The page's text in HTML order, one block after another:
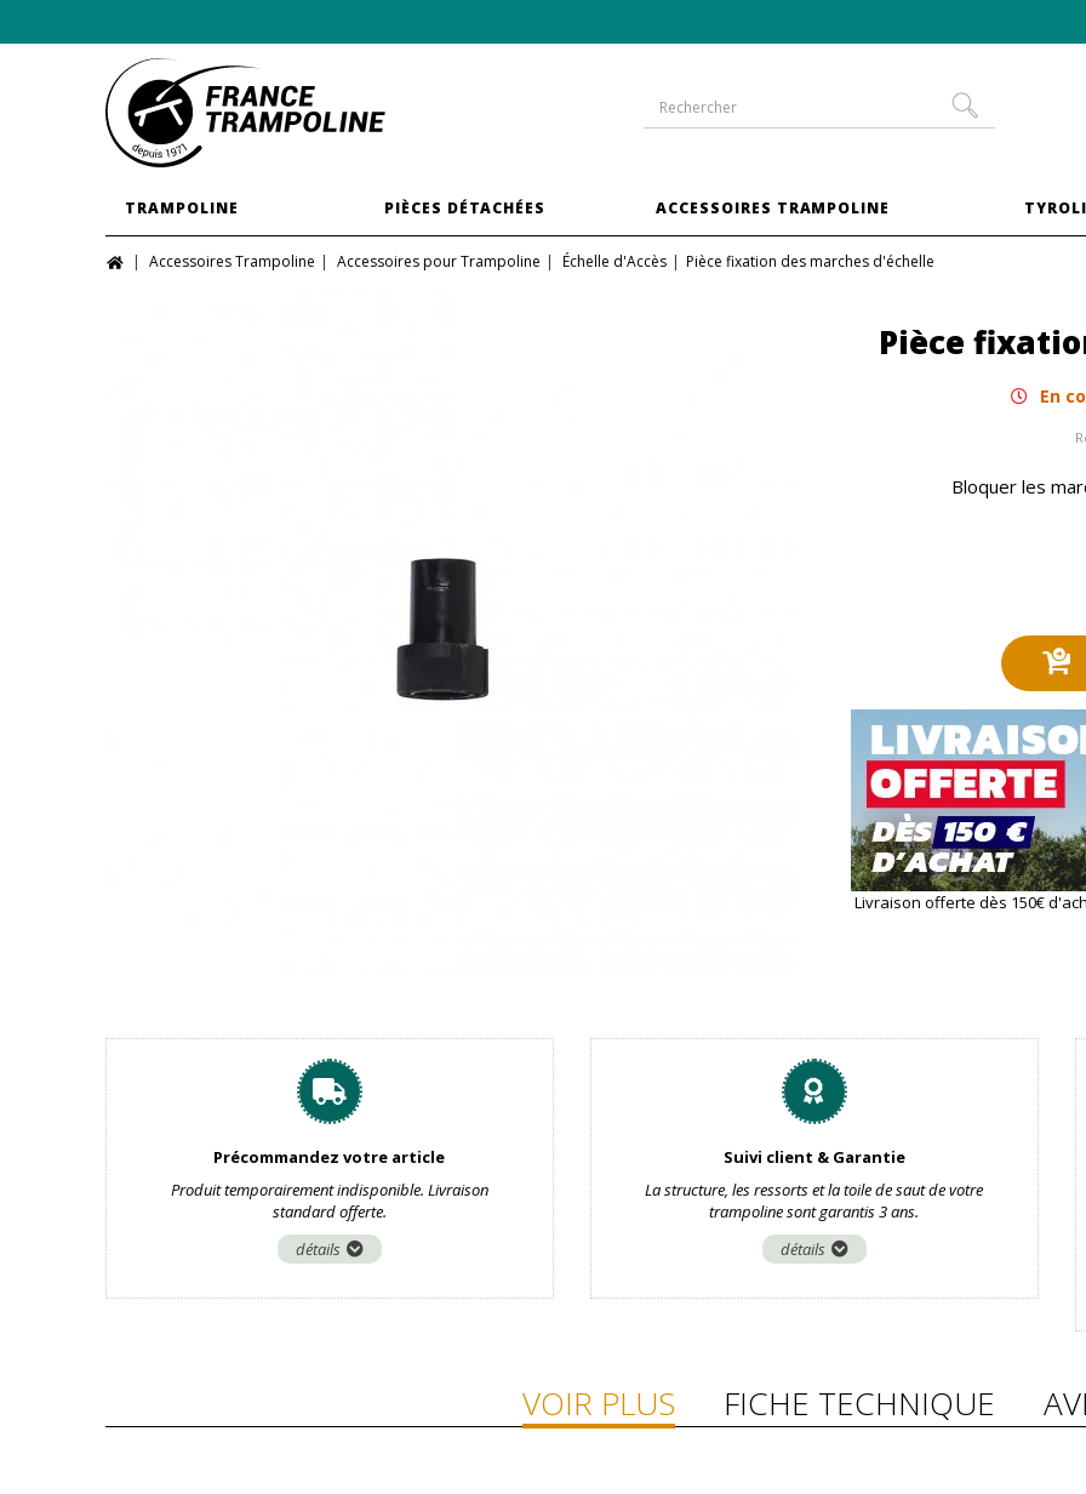
TRAMPOLINE PIÈCES DÉTACHÉES ACCESSOIRES TRAMPOLINE
Accessoires Trampoline Accessoires pour Trampoline Échelle d'Accès Pièce fixation des marches d'échelle
Pièce
En
Bloquer les
Livraison offerte dès 150€
Précommandez votre article
Produit temporairement indisponible. Livraison
standard offerte.
détails
Suivi client & Garantie
La structure, les ressorts et la toile de saut de votre
trampoline sont garantis 3 ans.
détails
VOIR PLUS FICHE TECHNIQUE